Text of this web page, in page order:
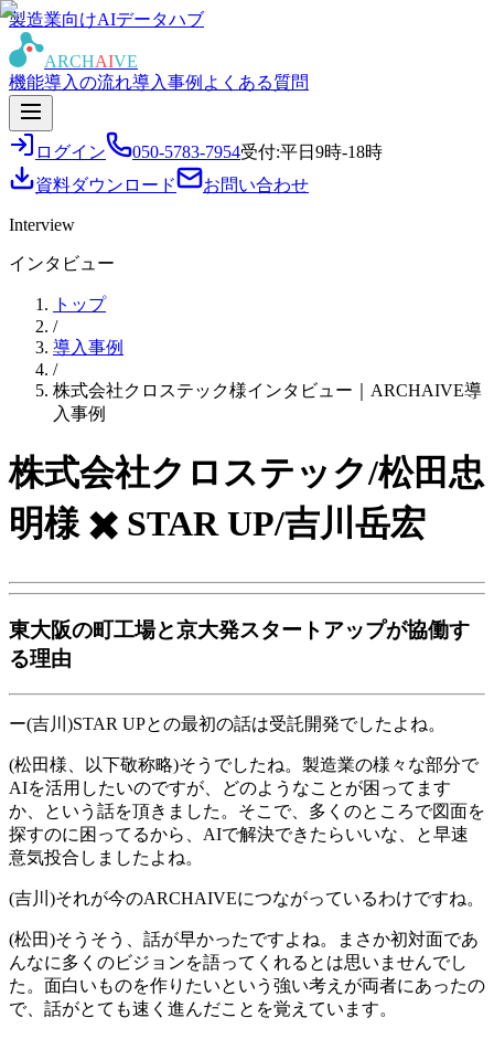
製造業向けAIデータハブ
ARCHAIVE
機能導入の流れ導入事例 よくある質問
ログイン 050-5783-7954受付:平日9時-18時
資料ダウンロード
お問い合わせ
Interview
インタビュー
トップ
/
導入事例
/
株式会社クロステック様インタビュー｜ARCHAIVE導
入事例
株式会社クロステック/松田忠
明様 ✖️ STAR UP/吉川岳宏
東大阪の町工場と京大発スタートアップが協働す
る理由
ー(吉川)STAR UPとの最初の話は受託開発でしたよね。
(松田様、以下敬称略)そうでしたね。製造業の様々な部分で
AIを活用したいのですが、どのようなことが困ってます
か、という話を頂きました。そこで、多くのところで図面を
探すのに困ってるから、AIで解決できたらいいな、と早速
意気投合しましたよね。
(吉川)それが今のARCHAIVEにつながっているわけですね。
(松田)そうそう、話が早かったですよね。まさか初対面であ
んなに多くのビジョンを語ってくれるとは思いませんでし
た。面白いものを作りたいという強い考えが両者にあったの
で、話がとても速く進んだことを覚えています。